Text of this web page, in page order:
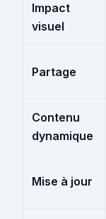
Impact
visuel
Partage
Contenu
dynamique
Mise à jour